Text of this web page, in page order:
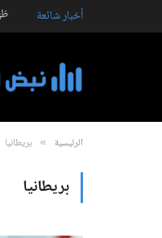
أخبار شائعة
الرئيسية » بريطانيا
بريطانيا